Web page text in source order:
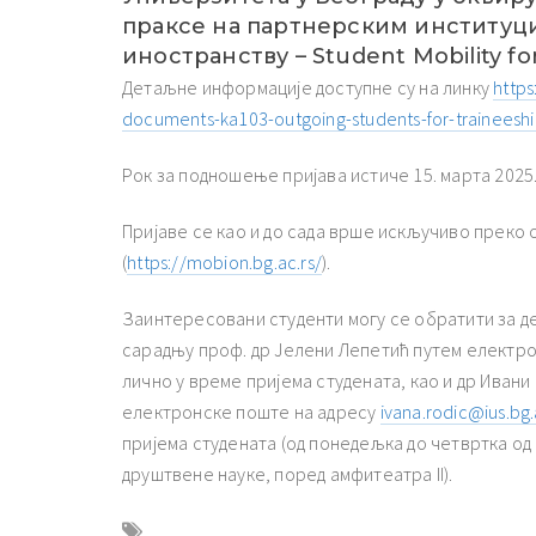
праксе на партнерским
иностранству – Student Mobility
Детаљне информације доступне су на линку
documents-ka103-outgoing-students-for-
Рок за подношење пријава истиче 15. марта
Пријаве се као и до сада врше искључиво преко
(https://mobion.bg.ac.rs/).
Заинтересовани студенти могу се обратити за
сарадњу проф. др Јелени Лепетић путем
лично у време пријема студената, као и др
електронске поште на адресу
пријема студената (од понедељка до четвртка
друштвене науке, поред амфитеатра II).